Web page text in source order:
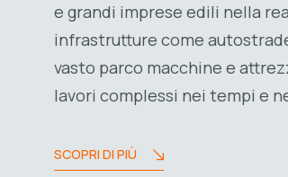
e grandi imprese edili nella
infrastrutture come
vasto parco macchine e
lavori complessi nei tempi e
SCOPRI DI PIÙ